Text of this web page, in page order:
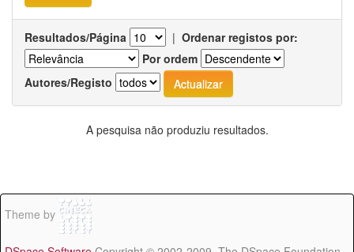
Resultados/Página | Ordenar registos por:
Por ordem
Autores/Registo
A pesquisa não produziu resultados.
Theme by